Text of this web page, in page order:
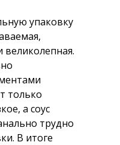
упаковку
великолепная.
только
а соус
трудно
В итоге